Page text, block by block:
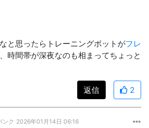
と思ったらトレーニングボットがフレ
時間帯が深夜なのも相まってちょっと
返信 2
ンク 2026年01月14日 06:16